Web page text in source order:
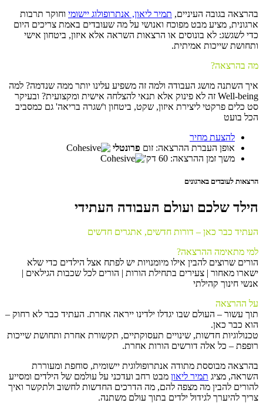
בהרצאה בגובה העיניים, תמיר ליאון, אנתרופולוג יישומי וחוקר תרבות
ארגונית, מציע מבט מפוכח ואנושי על מה שעובדים באמת צריכים היום
כדי לשגשג: לא בונוסים או הרצאות השראה אלא איזון, ביטחון אישי
ותחושת שייכות אמיתית.
מה בהרצאה?
איך השתנה מושג העבודה ולמה זה משפיע עלינו יותר ממה שנדמה? למה
Well-being זה לא פינוק אלא תנאי להצלחה אישית ומקצועית? ובעיקר
סט כלים פרקטי ליצירת איזון, שקט, ביטחון ו'שגרה בריאה' גם כמסביב
הכל בועט
להצעת מחיר
אופן העברת ההרצאה: זום פרונטלי
משך זמן ההרצאה: 60 דק'
הרצאות לעובדים בארגונים
הילד שלכם ועולם העבודה העתידי
העתיד כבר כאן – דורות חדשים, אתגרים חדשים
למי מתאימה ההרצאה?
הורים שרוצים להבין אילו מיומנויות יש לפתח אצל הילדים כדי שלא
ישארו מאחור | צעירים בתחילת הורות | הורים לכל שכבות הגילאים |
אנשי חינוך קהילתי
על ההרצאה
תוך עשור – העולם שבו יגדלו ילדינו ייראה אחרת. העתיד כבר לא רחוק –
הוא כבר כאן.
טכנולוגיות חדשות, שינויים תעסוקתיים, תקשורת אחרת ותחושת שייכות
רופפת – כל אלה דורשים הורות אחרת.
בהרצאה מבוססת מתודה אנתרופולוגית יישומית, סוחפת ומעוררת
השראה, מציג תמיר ליאון מבט רחב ועדכני על עולמם של הילדים ומסייע
להורים להבין מה מצפה להם, מה הדרכים החדשות לחשוב ולתקשר ואיך
צריך להיערך לגידול ילדים בתוך עולם משתנה.